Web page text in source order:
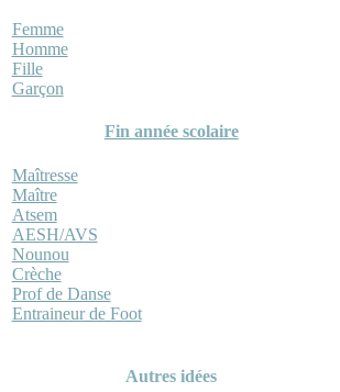
Femme
Homme
Fille
Garçon
Fin année scolaire
Maîtresse
Maître
Atsem
AESH/AVS
Nounou
Crèche
Prof de Danse
Entraineur de Foot
Autres idées